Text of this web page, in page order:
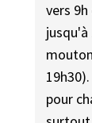
vers
pour